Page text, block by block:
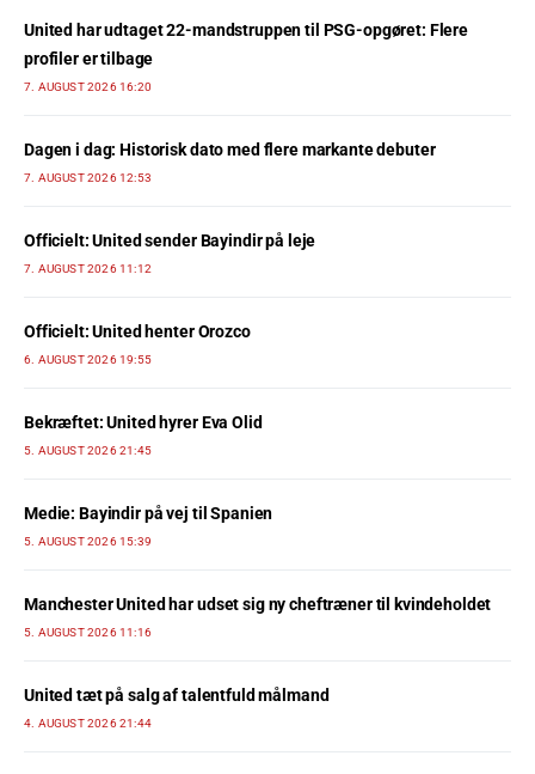
United har udtaget 22-mandstruppen til PSG-opgøret: Flere
profiler er tilbage
7. AUGUST 2026 16:20
Dagen i dag: Historisk dato med flere markante debuter
7. AUGUST 2026 12:53
Officielt: United sender Bayindir på leje
7. AUGUST 2026 11:12
Officielt: United henter Orozco
6. AUGUST 2026 19:55
Bekræftet: United hyrer Eva Olid
5. AUGUST 2026 21:45
Medie: Bayindir på vej til Spanien
5. AUGUST 2026 15:39
Manchester United har udset sig ny cheftræner til kvindeholdet
5. AUGUST 2026 11:16
United tæt på salg af talentfuld målmand
4. AUGUST 2026 21:44